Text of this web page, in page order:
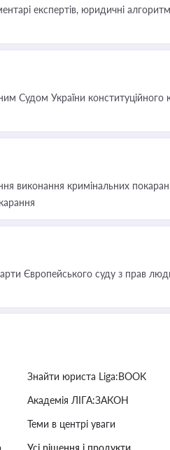
експертів, юридичні
Судом України конституційного
виконання кримінальних
Європейського суду з прав
Знайти юриста Liga:BOOK
Академія ЛІГА:ЗАКОН
Теми в центрі уваги
Усі рішення і продукти